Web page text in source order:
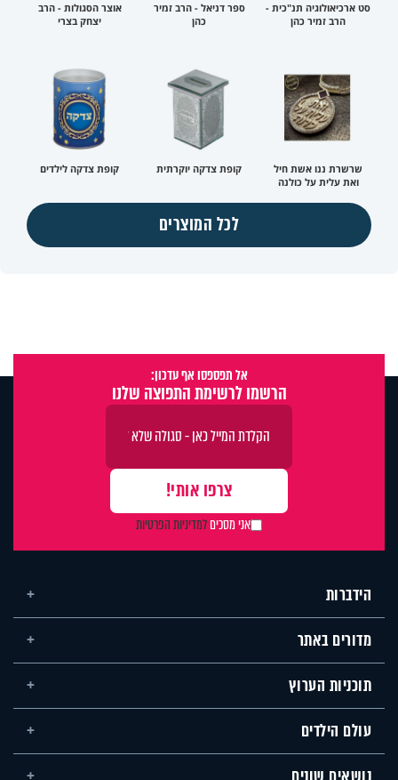
סט ארכיאולוגיה תנ"כית -
הרב זמיר כהן
ספר דניאל - הרב זמיר
כהן
אוצר הסגולות - הרב
יצחק בצרי
שרשרת ננו אשת חיל
ואת עלית על כולנה
קופת צדקה יוקרתית קופת צדקה לילדים
לכל המוצרים
אל תפספסו אף עדכון:
הרשמו לרשימת התפוצה שלנו
אני מסכיםלמדיניות הפרטיות
הידברות
מדורים באתר
תוכניות הערוץ
עולם הילדים